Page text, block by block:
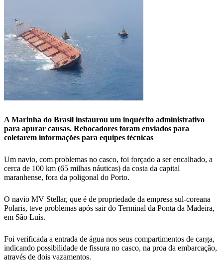
A Marinha do Brasil instaurou um inquérito administrativo
para apurar causas. Rebocadores foram enviados para
coletarem informações para equipes técnicas
Um navio, com problemas no casco, foi forçado a ser encalhado, a
cerca de 100 km (65 milhas náuticas) da costa da capital
maranhense, fora da poligonal do Porto.
O navio MV Stellar, que é de propriedade da empresa sul-coreana
Polaris, teve problemas após sair do Terminal da Ponta da Madeira,
em São Luís.
Foi verificada a entrada de água nos seus compartimentos de carga,
indicando possibilidade de fissura no casco, na proa da embarcação,
através de dois vazamentos.